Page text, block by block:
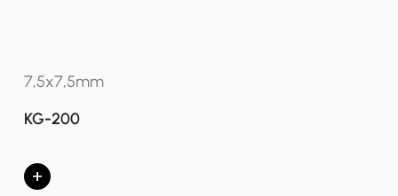
7,5x7,5mm
KG-200
+